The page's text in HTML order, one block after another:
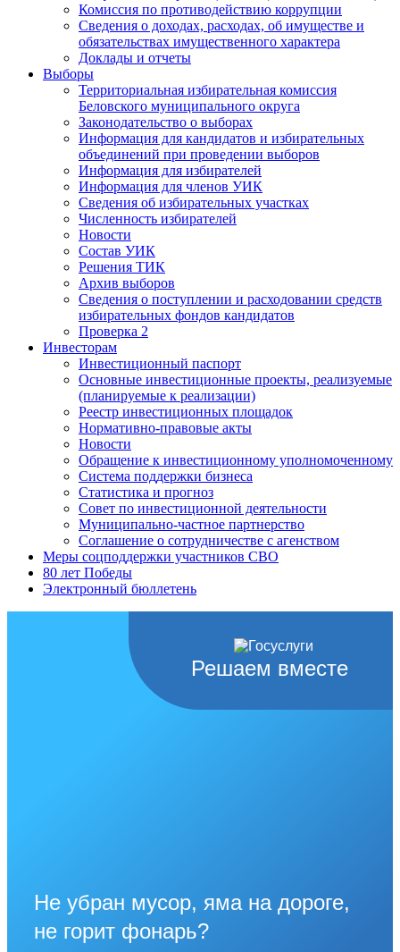
Комиссия по противодействию коррупции
Сведения о доходах, расходах, об имуществе и
обязательствах имущественного характера
Доклады и отчеты
Выборы
Территориальная избирательная комиссия
Беловского муниципального округа
Законодательство о выборах
Информация для кандидатов и избирательных
объединений при проведении выборов
Информация для избирателей
Информация для членов УИК
Сведения об избирательных участках
Численность избирателей
Новости
Состав УИК
Решения ТИК
Архив выборов
Сведения о поступлении и расходовании средств
избирательных фондов кандидатов
Проверка 2
Инвесторам
Инвестиционный паспорт
Основные инвестиционные проекты, реализуемые
(планируемые к реализации)
Реестр инвестиционных площадок
Нормативно-правовые акты
Новости
Обращение к инвестиционному уполномоченному
Система поддержки бизнеса
Статистика и прогноз
Совет по инвестиционной деятельности
Муниципально-частное партнерство
Соглашение о сотрудничестве с агенством
Меры соцподдержки участников СВО
80 лет Победы
Электронный бюллетень
Решаем вместе
Не убран мусор, яма на дороге,
не горит фонарь?